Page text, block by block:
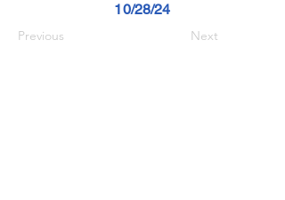
10/28/24
Previous Next